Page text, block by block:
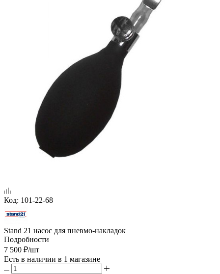
Код: 101-22-68
Stand 21 насос для пневмо-накладок
Подробности
7 500 ₽/шт
Есть в наличии в 1 магазине